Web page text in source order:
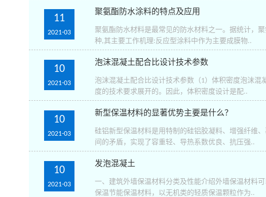
11
2021-03
聚氨酯防水涂料的特点及应用
聚氨酯防水材料是最常见的防水材料之一。据统计，
种,其主要工作机理:反应型涂料中作为主要成膜物..
10
2021-03
泡沫混凝土配合比设计技术参数
泡沫混凝土配合比设计技术参数（1）体积密度泡沫
度的技术要求展开的。因此，体积密度设计是配..
10
2021-03
新型保温材料的显著优势主要是什么？
硅铝新型保温材料是用特制的硅铝胶凝料、增强纤维
间的矛盾，实现了容重轻、导热系数优良、抗压强..
10
2021-03
发泡混凝土
一、建筑外墙保温材料分类及性能介绍外墙保温材
保温节能保温材料，以无机类的轻质保温颗粒作为..